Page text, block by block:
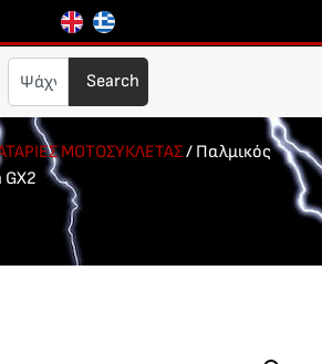
Search
ΜΟΤΟΣΥΚΛΕΤΑΣ/ Παλμικός